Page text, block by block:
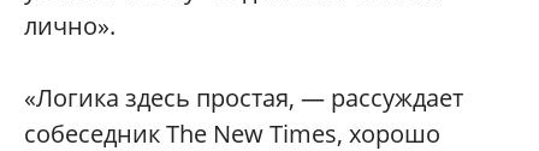
лично».
«Логика здесь простая, — рассуждает
собеседник The New Times, хорошо